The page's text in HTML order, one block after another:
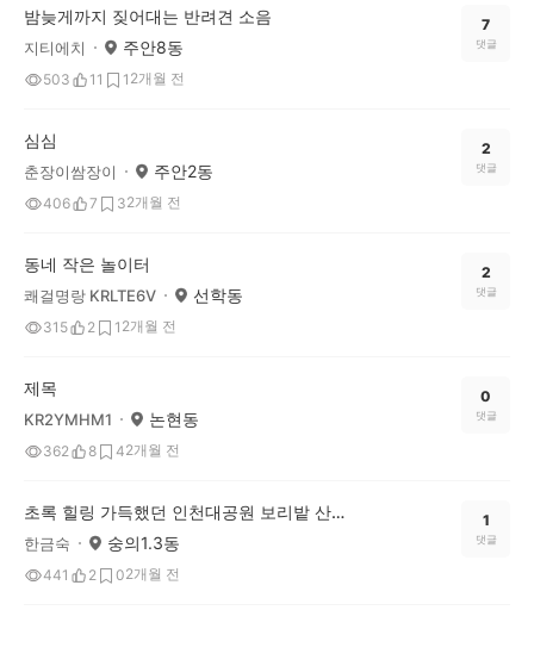
밤늦게까지 짖어대는 반려견 소음
지티에치 주안8동
503 11 1 2개월 전
7
댓글
심심
춘장이쌈장이 주안2동
406 7 32개월 전
2
댓글
동네 작은 놀이터
쾌걸명랑 KRLTE6V 선학동
315 2 1 2개월 전
2
댓글
제목
KR2YMHM1 논현동
362 8 42개월 전
0
댓글
초록 힐링 가득했던 인천대공원 보리밭 산책🌿
한금숙 숭의1.3동
441 2 02개월 전
1
댓글